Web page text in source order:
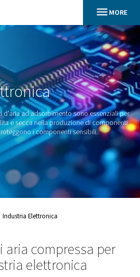
d'aria ad adsorbimento sono
pulita e secca nella produzione
proteggono i componenti
Industria Elettronica